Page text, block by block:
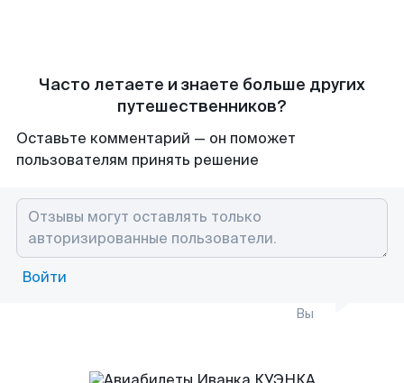
Часто летаете и знаете больше других
путешественников?
Оставьте комментарий — он поможет
пользователям принять решение
Войти
Вы